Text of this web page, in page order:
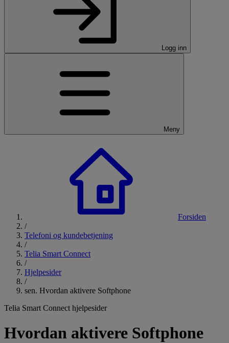
Logg inn
Meny
Forsiden
/
Telefoni og kundebetjening
/
Telia Smart Connect
/
Hjelpesider
/
sen. Hvordan aktivere Softphone
Telia Smart Connect hjelpesider
Hvordan aktivere Softphone